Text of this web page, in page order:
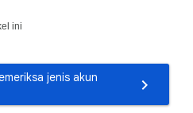
ini
jenis akun